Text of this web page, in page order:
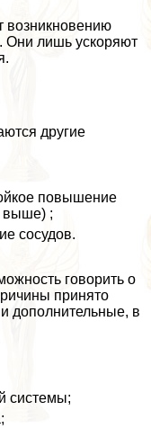
возникновению
Они лишь ускоряют
другие
повышение
выше) ;
сосудов.
говорить о
принято
дополнительные, в
системы;